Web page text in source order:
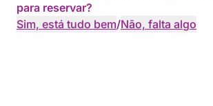
para reservar?
Sim, está tudo bem/Não, falta algo